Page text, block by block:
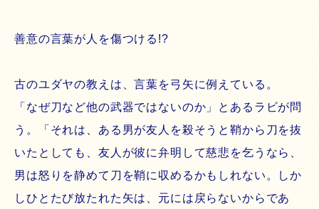
善意の言葉が人を傷つける!?
古のユダヤの教えは、言葉を弓矢に例えている。
「なぜ刀など他の武器ではないのか」とあるラビが問
う。「それは、ある男が友人を殺そうと鞘から刀を抜
いたとしても、友人が彼に弁明して慈悲を乞うなら、
男は怒りを静めて刀を鞘に収めるかもしれない。しか
しひとたび放たれた矢は、元には戻らないからであ